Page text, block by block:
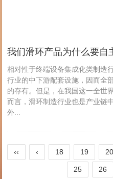
我们滑环产品为什么要自
相对性于终端设备集成化类制造
行业的中下游配套设施，因而全
的存有。但是，在我国这一全世
而言，滑环制造行业也是产业链
外...
‹‹ ‹ 18 19 20
25 26